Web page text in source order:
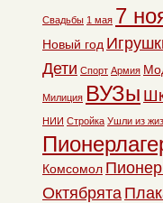
Свадьбы 1 мая 7
Новый год
Дети Спорт Армия
Милиция ВУЗы
НИИ Стройка Ушли из
Комсомол
Октябрята